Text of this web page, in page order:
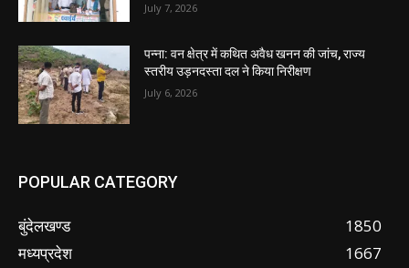
July 7, 2026
पन्ना: वन क्षेत्र में कथित अवैध खनन की जांच, राज्य
स्तरीय उड़नदस्ता दल ने किया निरीक्षण
July 6, 2026
POPULAR CATEGORY
बुंदेलखण्ड
1850
मध्यप्रदेश
1667